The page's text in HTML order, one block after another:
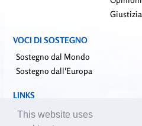
Giustizia
VOCI DI SOSTEGNO
Sostegno dal Mondo
Sostegno dall'Europa
LINKS
falundafa.org (it)
faluninfo.net
This website uses